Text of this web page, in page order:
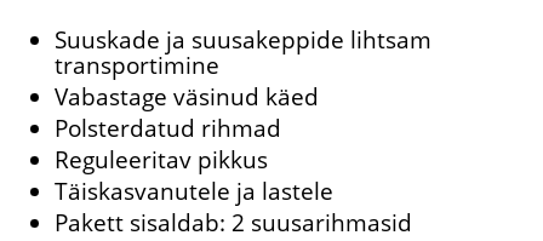
Suuskade ja suusakeppide lihtsam
transportimine
Vabastage väsinud käed
Polsterdatud rihmad
Reguleeritav pikkus
Täiskasvanutele ja lastele
Pakett sisaldab: 2 suusarihmasid